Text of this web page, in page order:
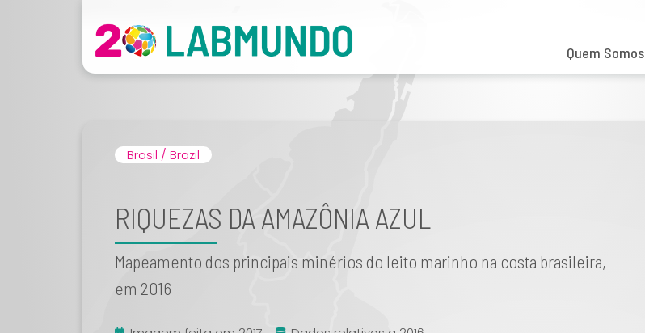
Quem Somos
Brasil / Brazil
RIQUEZAS DA AMAZÔNIA AZUL
Mapeamento dos principais minérios do leito marinho na costa brasileira,
em 2016